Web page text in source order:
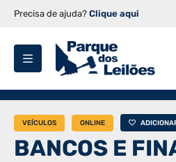
Precisa de ajuda? Clique aqui
VEÍCULOS ONLINE
BANCOS E